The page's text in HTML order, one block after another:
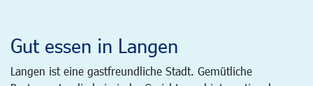
Gut essen in Langen
Langen ist eine gastfreundliche Stadt. Gemütliche